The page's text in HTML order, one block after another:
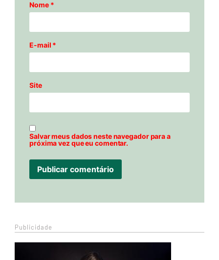
Nome *
E-mail *
Site
Salvar meus dados neste navegador para a
próxima vez que eu comentar.
Publicidade